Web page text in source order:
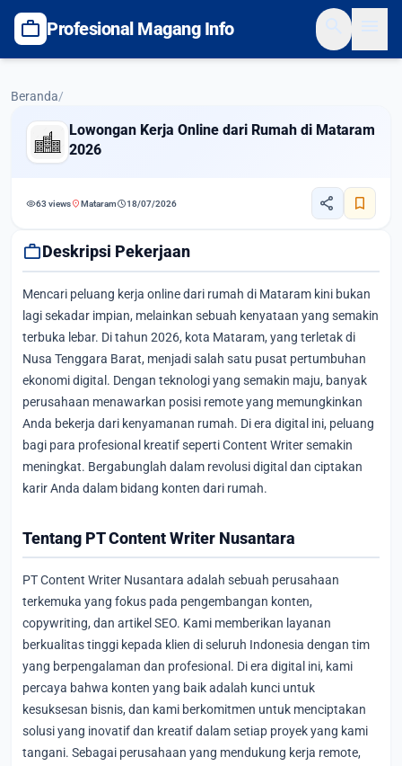
work Profesional Magang Info
Beranda/
Lowongan Kerja Online dari Rumah di Mataram
2026
visibility63 viewslocation_onMataramschedule18/07/2026 share bookmark
workDeskripsi Pekerjaan
Mencari peluang kerja online dari rumah di Mataram kini bukan
lagi sekadar impian, melainkan sebuah kenyataan yang semakin
terbuka lebar. Di tahun 2026, kota Mataram, yang terletak di
Nusa Tenggara Barat, menjadi salah satu pusat pertumbuhan
ekonomi digital. Dengan teknologi yang semakin maju, banyak
perusahaan menawarkan posisi remote yang memungkinkan
Anda bekerja dari kenyamanan rumah. Di era digital ini, peluang
bagi para profesional kreatif seperti Content Writer semakin
meningkat. Bergabunglah dalam revolusi digital dan ciptakan
karir Anda dalam bidang konten dari rumah.
Tentang PT Content Writer Nusantara
PT Content Writer Nusantara adalah sebuah perusahaan
terkemuka yang fokus pada pengembangan konten,
copywriting, dan artikel SEO. Kami memberikan layanan
berkualitas tinggi kepada klien di seluruh Indonesia dengan tim
yang berpengalaman dan profesional. Di era digital ini, kami
percaya bahwa konten yang baik adalah kunci untuk
kesuksesan bisnis, dan kami berkomitmen untuk menciptakan
solusi yang inovatif dan kreatif dalam setiap proyek yang kami
tangani. Sebagai perusahaan yang mendukung kerja remote,